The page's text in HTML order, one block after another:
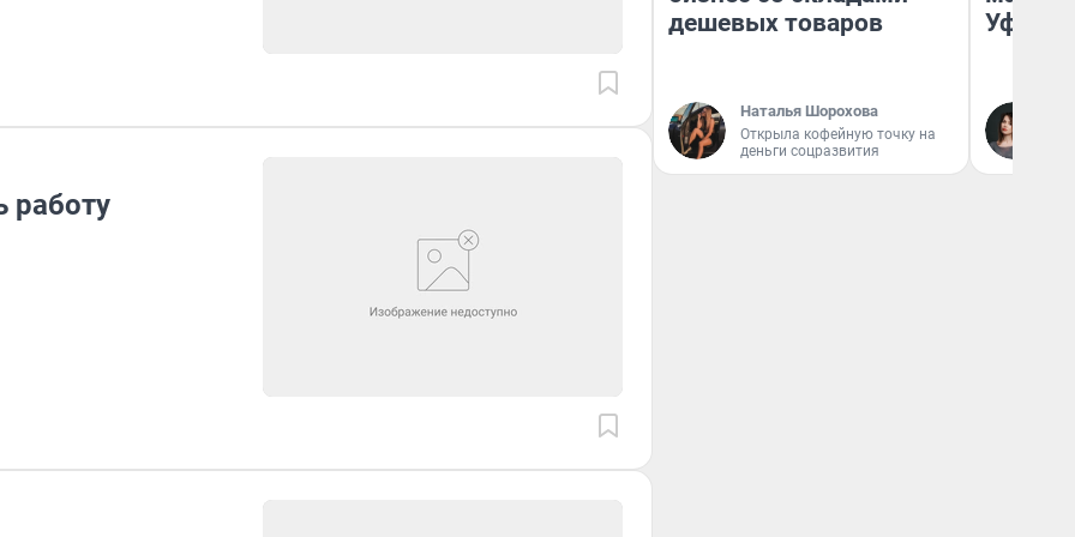
работу
дешевых товаров
Наталья Шорохова
Открыла кофейную точку на
деньги соцразвития
Уфа